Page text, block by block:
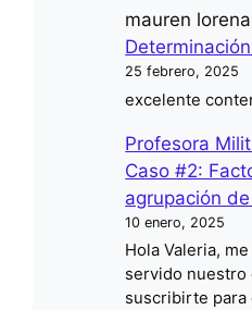
mauren
25 febrero, 2025
excelente
Profesora
Caso #2:
agrupación
10 enero, 2025
Hola Valeria,
servido nuestro
suscribirte para